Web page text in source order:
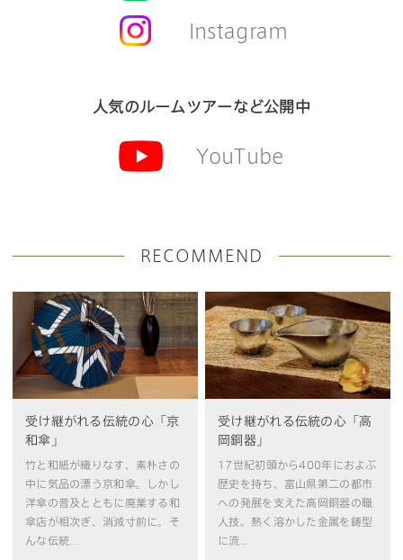
Instagram
人気のルームツアーなど公開中
YouTube
RECOMMEND
受け継がれる伝統の心「京
和傘」
竹と和紙が織りなす、素朴さの
中に気品の漂う京和傘。しかし
洋傘の普及とともに廃業する和
傘店が相次ぎ、消滅寸前に。そ
んな伝統...
受け継がれる伝統の心「高
岡銅器」
17世紀初頭から400年におよぶ
歴史を持ち、富山県第二の都市
への発展を支えた高岡銅器の職
人技。熱く溶かした金属を鋳型
に流...